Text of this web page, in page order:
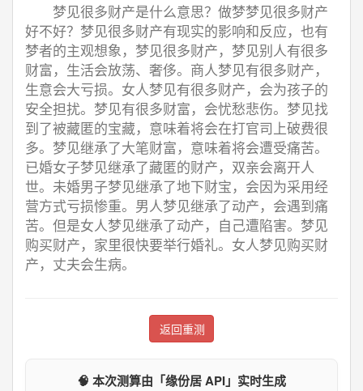
梦见很多财产是什么意思？做梦梦见很多财产
好不好？梦见很多财产有现实的影响和反应，也有
梦者的主观想象，梦见很多财产，梦见别人有很多
财富，生活会放荡、奢侈。商人梦见有很多财产，
生意会大亏损。女人梦见有很多财产，会为孩子的
安全担扰。梦见有很多财富，会忧愁悲伤。梦见找
到了被藏匿的宝藏，意味着将会在打官司上破费很
多。梦见继承了大笔财富，意味着将会遭受痛苦。
已婚女子梦见继承了藏匿的财产，双亲会离开人
世。未婚男子梦见继承了地下财宝，会因为采用经
营方式亏损惨重。男人梦见继承了动产，会遇到痛
苦。但是女人梦见继承了动产，自己遭陷害。梦见
购买财产，家里很快要举行婚礼。女人梦见购买财
产，丈夫会生病。
返回重测
🧠 本次测算由「缘份居 API」实时生成